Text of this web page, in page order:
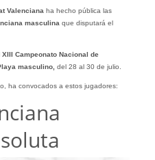
Valenciana ha hecho pública las
masculina que disputará el
XIII Campeonato Nacional de
masculino, del 28 al 30 de julio.
ha convocados a estos jugadores: